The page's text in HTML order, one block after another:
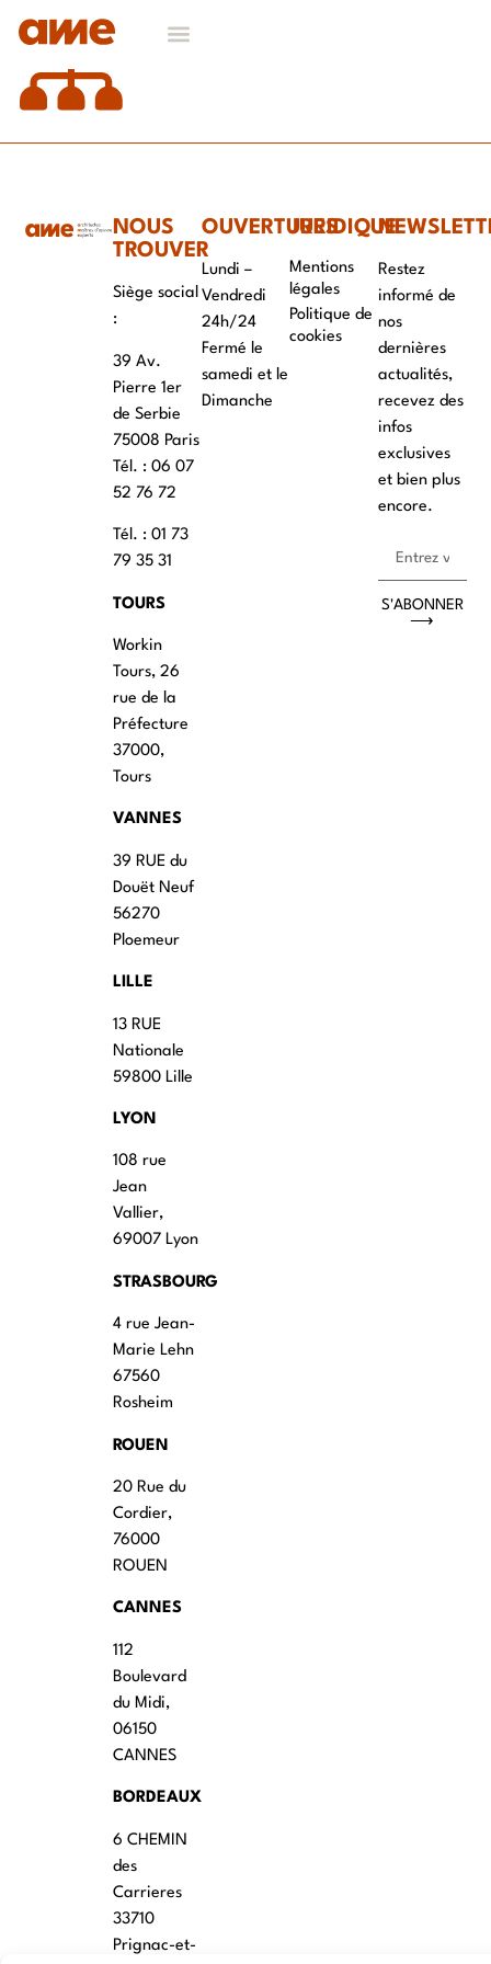
NOUS
TROUVER
Siège social
:
39 Av.
Pierre 1er
de Serbie
75008 Paris
Tél. : ‭06 07
52 76 72
Tél. : 01 73
79 35 31
TOURS
Workin
Tours, 26
rue de la
Préfecture
37000,
Tours
VANNES
39 RUE du
Douët Neuf
56270
Ploemeur
LILLE
13 RUE
Nationale
59800 Lille
LYON
108 rue
Jean
Vallier,
69007 Lyon
STRASBOURG
4 rue Jean-
Marie Lehn
67560
Rosheim
ROUEN
20 Rue du
Cordier,
76000
ROUEN
CANNES
112
Boulevard
du Midi,
06150
CANNES
BORDEAUX
6 CHEMIN
des
Carrieres
33710
Prignac-et-
OUVERTURES
Lundi –
Vendredi
24h/24
Fermé le
samedi et le
Dimanche
JURIDIQUE
Mentions
légales
Politique de
cookies
Restez
informé de
nos
dernières
actualités,
recevez des
infos
exclusives
et bien plus
encore.
S'ABONNER
⟶